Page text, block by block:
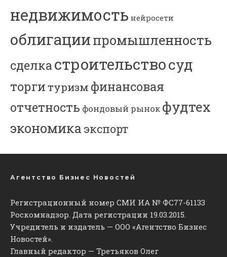
недвижимость нейросети
облигациипромышленность
сделкастроительствосуд
торгитуризм финансовая
отчетность фондовый рынок фудтех
экономика экспорт
Агентство Бизнес Новостей
Регистрационный номер СМИ ИА № ФС77-61133
Роскомнадзор. Дата регистрации 19.03.2015.
Учредитель и издатель — ООО «Агентство Бизнес
Новостей».
Главный редактор — Третьяков Олег